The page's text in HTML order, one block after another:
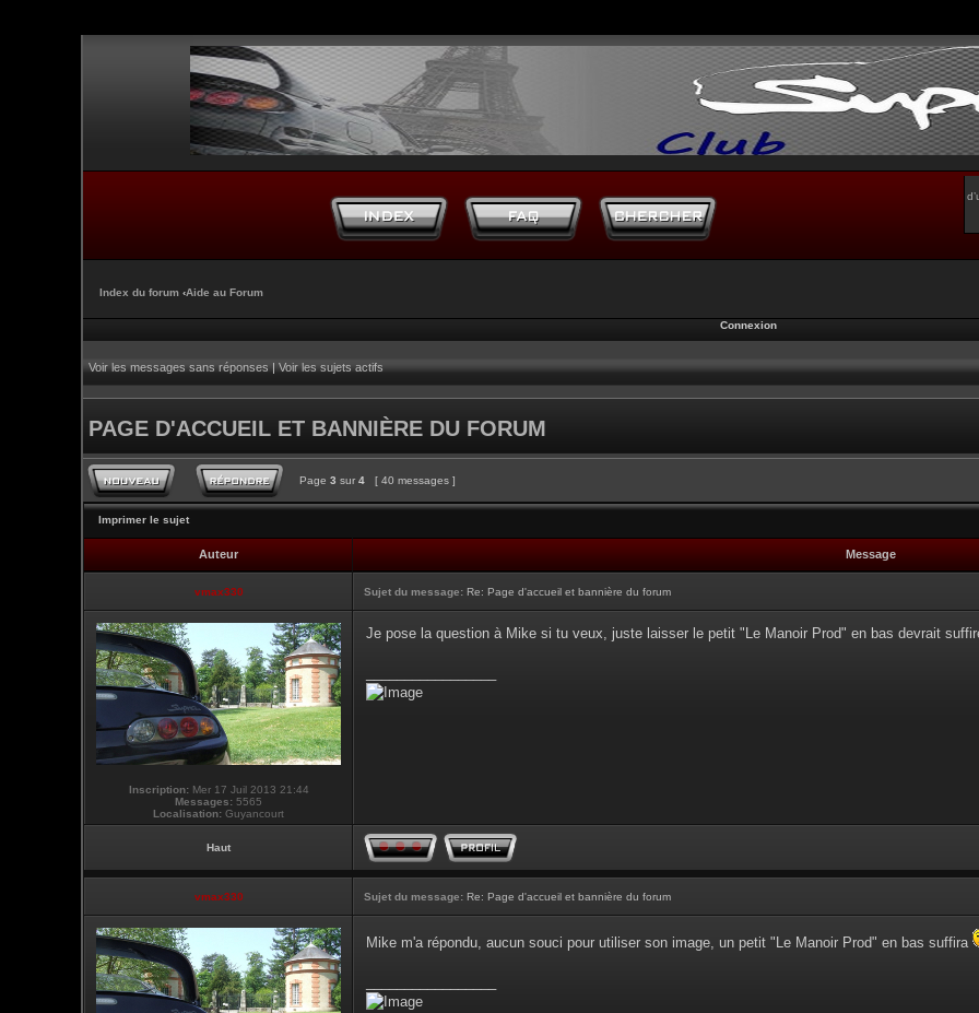
Index du forum ‹Aide au Forum
Connexion
Voir les messages sans réponses|Voir les sujets actifs
PAGE D'ACCUEIL ET BANNIÈRE DU FORUM
Page 3 sur 4 [ 40 messages ]
Imprimer le sujet
Auteur Message
vmax330 Sujet du message: Re: Page d'accueil et bannière du forum
Inscription:Mer 17 Juil 2013 21:44
Messages: 5565
Localisation: Guyancourt
Je pose la question à Mike si tu veux, juste laisser le petit "Le Manoir Prod" en bas devrait
Haut
vmax330 Sujet du message: Re: Page d'accueil et bannière du forum
Mike m'a répondu, aucun souci pour utiliser son image, un petit "Le Manoir Prod" en bas suffira